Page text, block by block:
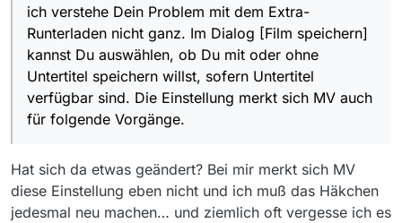
Nach Möglichkeit werden die Untertitel auch ins .srt
Bei Abos gibt es zwar explizit keine Möglichkeit auf
das Laden der Untertitel Einfluss zu nehmen. Meine
Eindruck ist aber, dass sich Abos auch an die
Einstellung von oben halten.
ich verstehe Dein Problem mit dem Extra-
Runterladen nicht ganz. Im Dialog [Film speichern]
kannst Du auswählen, ob Du mit oder ohne
Untertitel speichern willst, sofern Untertitel
verfügbar sind. Die Einstellung merkt sich MV auch
für folgende Vorgänge.
Hat sich da etwas geändert? Bei mir merkt sich MV
diese Einstellung eben nicht und ich muß das Häkchen
jedesmal neu machen… und ziemlich oft vergesse ich es